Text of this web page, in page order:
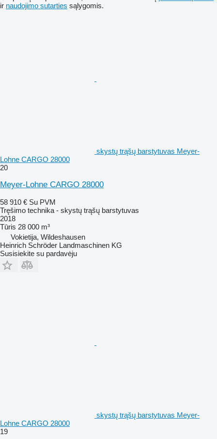
ir naudojimo sutarties sąlygomis.
skystų trąšų barstytuvas Meyer-
Lohne CARGO 28000
20
Meyer-Lohne CARGO 28000
58 910 € Su PVM
Tręšimo technika - skystų trąšų barstytuvas
2018
Tūris 28 000 m³
Vokietija, Wildeshausen
Heinrich Schröder Landmaschinen KG
Susisiekite su pardavėju
skystų trąšų barstytuvas Meyer-
Lohne CARGO 28000
19